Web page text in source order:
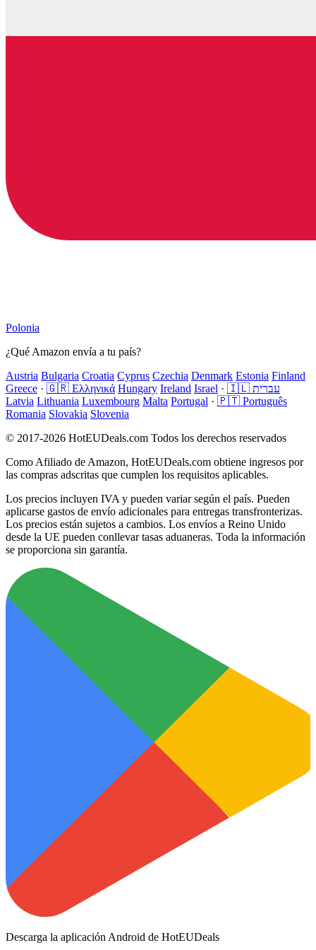
Polonia
¿Qué Amazon envía a tu país?
Austria Bulgaria Croatia Cyprus Czechia Denmark Estonia Finland
Greece · 🇬🇷 Ελληνικά Hungary Ireland Israel ·
🇮🇱 עברית
Latvia Lithuania Luxembourg Malta Portugal · 🇵🇹 Português
Romania Slovakia Slovenia
© 2017-2026 HotEUDeals.com Todos los derechos reservados
Como Afiliado de Amazon, HotEUDeals.com obtiene ingresos por
las compras adscritas que cumplen los requisitos aplicables.
Los precios incluyen IVA y pueden variar según el país. Pueden
aplicarse gastos de envío adicionales para entregas transfronterizas.
Los precios están sujetos a cambios. Los envíos a Reino Unido
desde la UE pueden conllevar tasas aduaneras. Toda la información
se proporciona sin garantía.
Descarga la aplicación Android de HotEUDeals